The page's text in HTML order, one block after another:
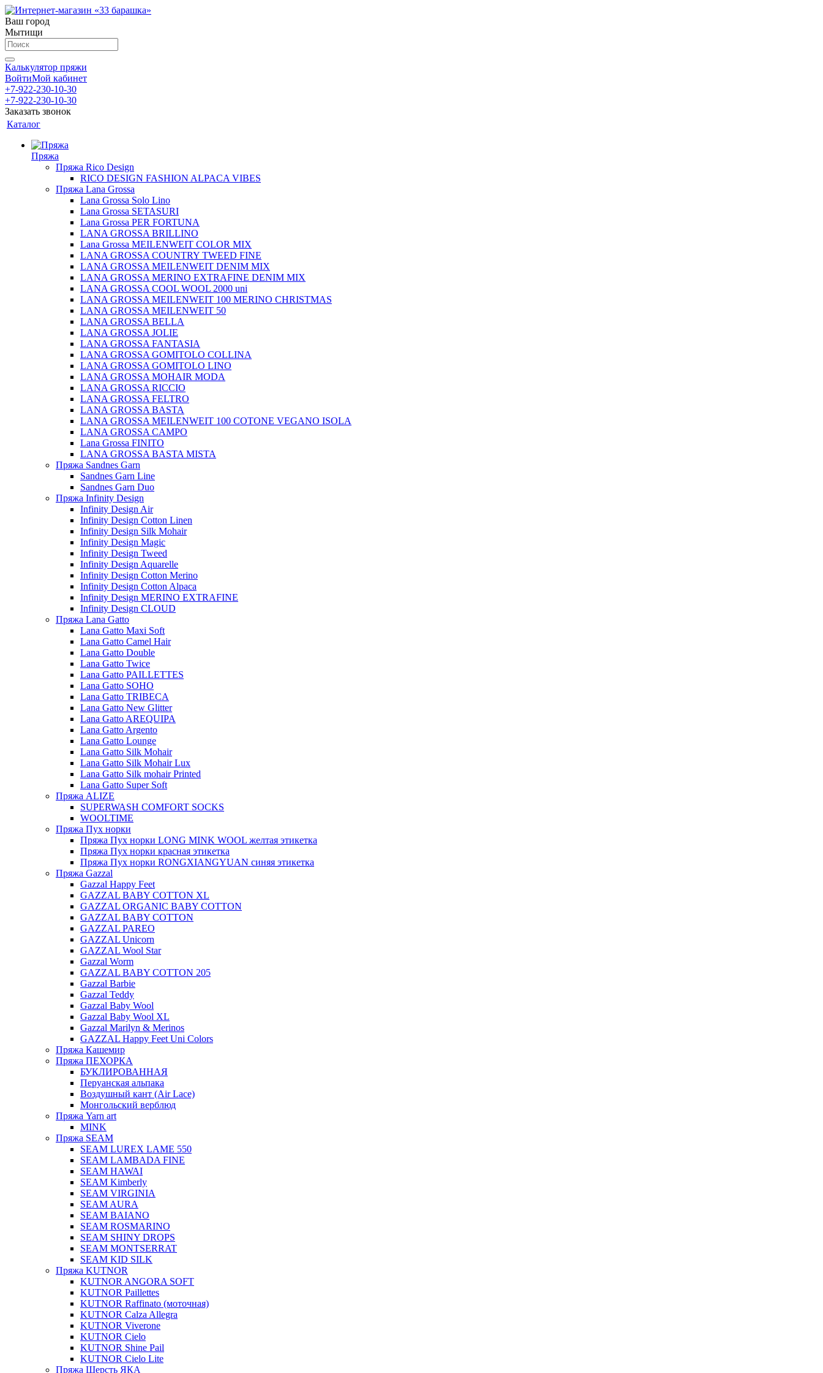
Ваш город
Мытищи
Калькулятор пряжи
ВойтиМой кабинет
+7-922-230-10-30
+7-922-230-10-30
Заказать звонок
Каталог
Пряжа
Пряжа Rico Design
RICO DESIGN FASHION ALPACA VIBES
Пряжа Lana Grossa
Lana Grossa Solo Lino
Lana Grossa SETASURI
Lana Grossa PER FORTUNA
LANA GROSSA BRILLINO
Lana Grossa MEILENWEIT COLOR MIX
LANA GROSSA COUNTRY TWEED FINE
LANA GROSSA MEILENWEIT DENIM MIX
LANA GROSSA MERINO EXTRAFINE DENIM MIX
LANA GROSSA COOL WOOL 2000 uni
LANA GROSSA MEILENWEIT 100 MERINO CHRISTMAS
LANA GROSSA MEILENWEIT 50
LANA GROSSA BELLA
LANA GROSSA JOLIE
LANA GROSSA FANTASIA
LANA GROSSA GOMITOLO COLLINA
LANA GROSSA GOMITOLO LINO
LANA GROSSA MOHAIR MODA
LANA GROSSA RICCIO
LANA GROSSA FELTRO
LANA GROSSA BASTA
LANA GROSSA MEILENWEIT 100 COTONE VEGANO ISOLA
LANA GROSSA CAMPO
Lana Grossa FINITO
LANA GROSSA BASTA MISTA
Пряжа Sandnes Garn
Sandnes Garn Line
Sandnes Garn Duo
Пряжа Infinity Design
Infinity Design Air
Infinity Design Cotton Linen
Infinity Design Silk Mohair
Infinity Design Magic
Infinity Design Tweed
Infinity Design Aquarelle
Infinity Design Cotton Merino
Infinity Design Cotton Alpaca
Infinity Design MERINO EXTRAFINE
Infinity Design CLOUD
Пряжа Lana Gatto
Lana Gatto Maxi Soft
Lana Gatto Camel Hair
Lana Gatto Double
Lana Gatto Twice
Lana Gatto PAILLETTES
Lana Gatto SOHO
Lana Gatto TRIBECA
Lana Gatto New Glitter
Lana Gatto AREQUIPA
Lana Gatto Argento
Lana Gatto Lounge
Lana Gatto Silk Mohair
Lana Gatto Silk Mohair Lux
Lana Gatto Silk mohair Printed
Lana Gatto Super Soft
Пряжа ALIZE
SUPERWASH COMFORT SOCKS
WOOLTIME
Пряжа Пух норки
Пряжа Пух норки LONG MINK WOOL желтая этикетка
Пряжа Пух норки красная этикетка
Пряжа Пух норки RONGXIANGYUAN синяя этикетка
Пряжа Gazzal
Gazzal Happy Feet
GAZZAL BABY COTTON XL
GAZZAL ORGANIC BABY COTTON
GAZZAL BABY COTTON
GAZZAL PAREO
GAZZAL Unicorn
GAZZAL Wool Star
Gazzal Worm
GAZZAL BABY COTTON 205
Gazzal Barbie
Gazzal Teddy
Gazzal Baby Wool
Gazzal Baby Wool XL
Gazzal Marilyn & Merinos
GAZZAL Happy Feet Uni Colors
Пряжа Кашемир
Пряжа ПЕХОРКА
БУКЛИРОВАННАЯ
Перуанская альпака
Воздушный кант (Air Lace)
Монгольский верблюд
Пряжа Yarn art
MINK
Пряжа SEAM
SEAM LUREX LAME 550
SEAM LAMBADA FINE
SEAM HAWAI
SEAM Kimberly
SEAM VIRGINIA
SEAM AURA
SEAM BAIANO
SEAM ROSMARINO
SEAM SHINY DROPS
SEAM MONTSERRAT
SEAM KID SILK
Пряжа KUTNOR
KUTNOR ANGORA SOFT
KUTNOR Paillettes
KUTNOR Raffinato (моточная)
KUTNOR Calza Allegra
KUTNOR Viverone
KUTNOR Cielo
KUTNOR Shine Pail
KUTNOR Cielo Lite
Пряжа Шерсть ЯКА